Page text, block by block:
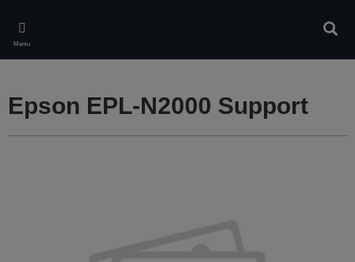
main
content
Meniu
Epson EPL-N2000 Support